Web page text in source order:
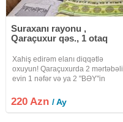
Suraxanı rayonu ,
Qaraçuxur qəs., 1 otaq
Xahiş edirəm elanı diqqətlə
oxuyun! Qaraçuxurda 2 mərtəbəli
evin 1 nəfər və ya 2 "BƏY"in
verilir. 2-ci mərtəbədə ev sahibi
yaşayır. Bütün kommunal xərclər
220 Azn/ Ay